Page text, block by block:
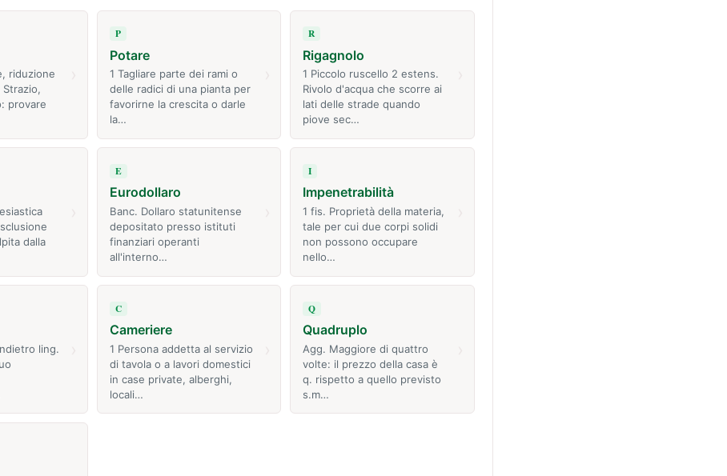
riduzione
provare
P
Potare
1 Tagliare parte dei rami o
delle radici di una pianta per
favorirne la crescita o darle
la…
R
Rigagnolo
1 Piccolo ruscello 2 estens.
Rivolo d'acqua che scorre ai
lati delle strade quando
piove sec…
dalla
E
Eurodollaro
Banc. Dollaro statunitense
depositato presso istituti
finanziari operanti
all'interno…
I
Impenetrabilità
1 fis. Proprietà della materia,
tale per cui due corpi solidi
non possono occupare
nello…
ling.
C
Cameriere
1 Persona addetta al servizio
di tavola o a lavori domestici
in case private, alberghi,
locali…
Q
Quadruplo
Agg. Maggiore di quattro
volte: il prezzo della casa è
q. rispetto a quello previsto
s.m…